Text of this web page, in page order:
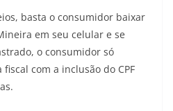
basta o consumidor baixar
em seu celular e se
o consumidor só
com a inclusão do CPF